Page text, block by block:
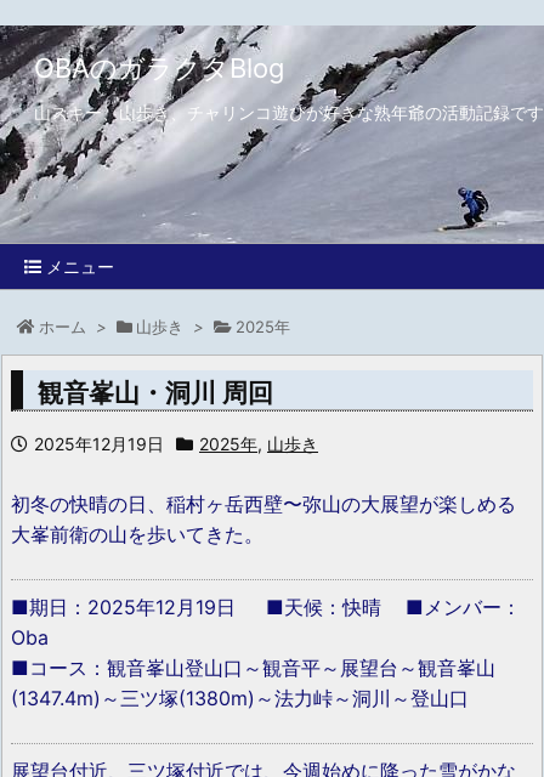
OBAのガラクタBlog
山スキー、山歩き、チャリンコ遊びが好きな熟年爺の活動記録です
メニュー
ホーム > 山歩き > 2025年
観音峯山・洞川 周回
2025年12月19日 2025年, 山歩き
初冬の快晴の日、稲村ヶ岳西壁〜弥山の大展望が楽しめる
大峯前衛の山を歩いてきた。
■期日：2025年12月19日 ■天候：快晴 ■メンバー：
Oba
■コース：観音峯山登山口～観音平～展望台～観音峯山
(1347.4m)～三ツ塚(1380m)～法力峠～洞川～登山口
展望台付近、三ツ塚付近では、今週始めに降った雪がかな